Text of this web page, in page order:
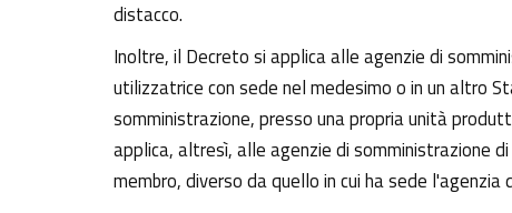
distacco.
Inoltre, il Decreto si applica alle agenzie di
utilizzatrice con sede nel medesimo o in un altro
somministrazione, presso una propria unità
applica, altresì, alle agenzie di somministrazione
membro, diverso da quello in cui ha sede l'agenzia